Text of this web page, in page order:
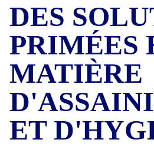
DES
PRIMÉES
MATIÈRE
ET